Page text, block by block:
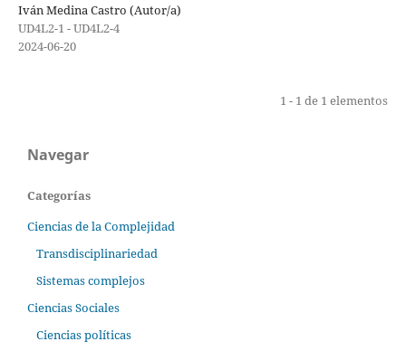
Iván Medina Castro (Autor/a)
UD4L2-1 - UD4L2-4
2024-06-20
1 - 1 de 1 elementos
Navegar
Categorías
Ciencias de la Complejidad
Transdisciplinariedad
Sistemas complejos
Ciencias Sociales
Ciencias políticas